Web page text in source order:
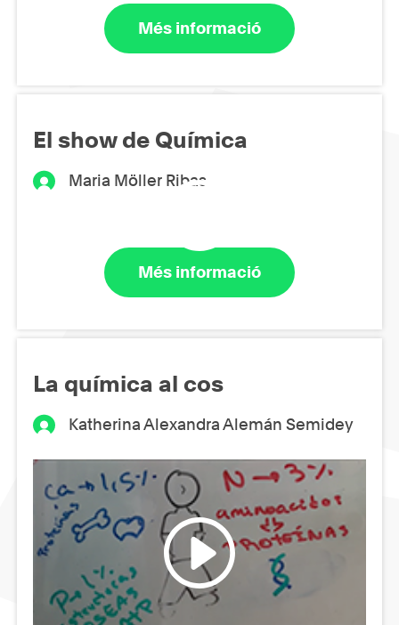
Més informació
El show de Química
Maria Möller Ribas
Més informació
La química al cos
Katherina Alexandra Alemán Semidey